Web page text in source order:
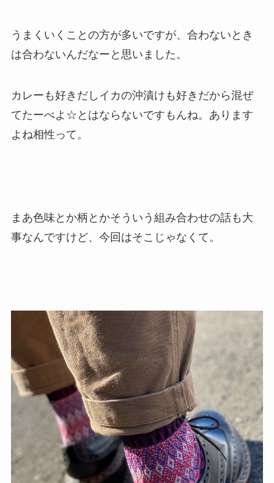
うまくいくことの方が多いですが、合わないとき
は合わないんだなーと思いました。
カレーも好きだしイカの沖漬けも好きだから混ぜ
てたーべよ☆とはならないですもんね。あります
よね相性って。
まあ色味とか柄とかそういう組み合わせの話も大
事なんですけど、今回はそこじゃなくて。